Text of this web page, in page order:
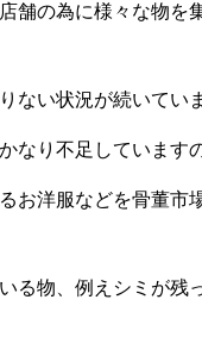
舗の為に様々な物を
ない状況が続いてい
なり不足しています
お洋服などを骨董市
る物、例えシミが残